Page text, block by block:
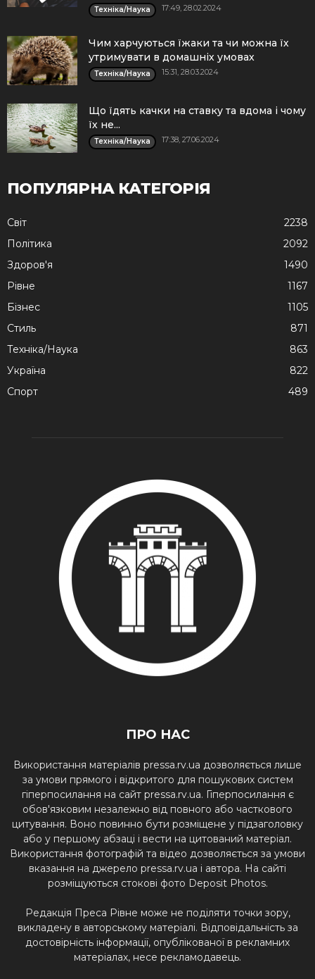
Техніка/Наука 17:49, 28.02.2024
Чим харчуються їжаки та чи можна їх
утримувати в домашніх умовах
Техніка/Наука 15:31, 28.03.2024
Що їдять качки на ставку та вдома і чому
їх не...
Техніка/Наука 17:38, 27.06.2024
ПОПУЛЯРНА КАТЕГОРІЯ
Cвіт
2238
Політика
2092
Здоров'я
1490
Рівне
1167
Бізнес
1105
Стиль
871
Техніка/Наука
863
Україна
822
Спорт
489
ПРО НАС
Використання матеріалів pressa.rv.ua дозволяється лише
за умови прямого і відкритого для пошукових систем
гіперпосилання на сайт pressa.rv.ua. Гіперпосилання є
обов'язковим незалежно від повного або часткового
цитування. Воно повинно бути розміщене у підзаголовку
або у першому абзаці і вести на цитований матеріал.
Використання фотографій та відео дозволяється за умови
вказання на джерело pressa.rv.ua і автора. На сайті
розміщуються стокові фото Deposit Photos.
Редакція Преса Рівне може не поділяти точки зору,
викладену в авторському матеріалі. Відповідальність за
достовірність інформації, опублікованої в рекламних
матеріалах, несе рекламодавець.